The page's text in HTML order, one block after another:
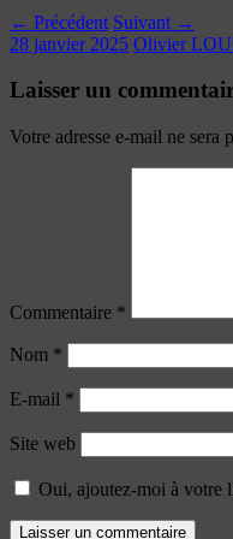
← Précédent Suivant →
28 janvier 2025 Olivier
Laisser un
Votre adresse e-mail ne sera
Commentaire *
Nom *
E-mail *
Site web
Oui, ajoutez-moi à votre